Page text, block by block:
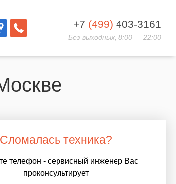
+7 (499) 403-3161
Без выходных, 8:00 — 22:00
Сломалась техника?
телефон - сервисный инженер Вас
проконсультирует